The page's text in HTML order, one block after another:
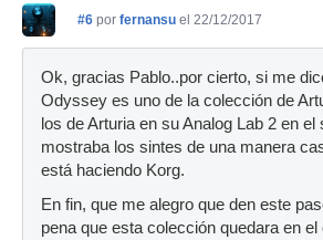
#6 por fernansu el 22/12/2017
Ok, gracias Pablo..por cierto, si me
Odyssey es uno de la colección de
los de Arturia en su Analog Lab 2 en el
mostraba los sintes de una manera
está haciendo Korg.
En fin, que me alegro que den este
pena que esta colección quedara en